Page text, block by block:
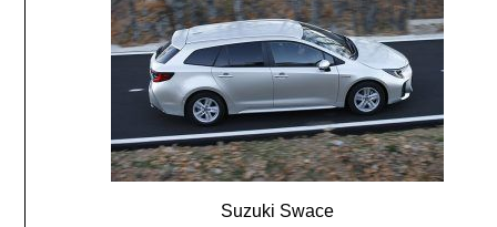
Suzuki Swace